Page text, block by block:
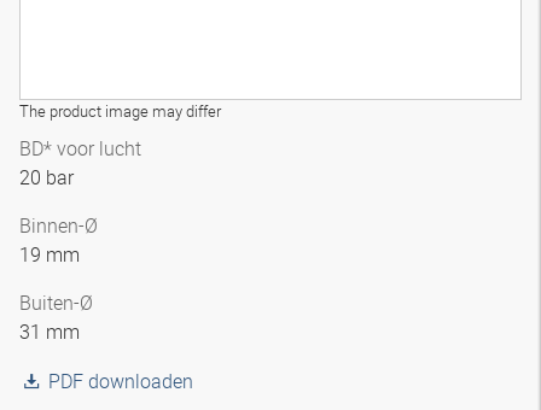
The product image may differ
BD* voor lucht
20 bar
Binnen-Ø
19 mm
Buiten-Ø
31 mm
PDF downloaden